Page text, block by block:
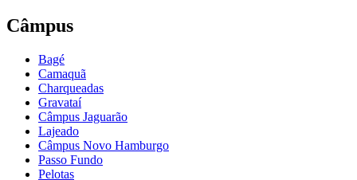
Câmpus
Bagé
Camaquã
Charqueadas
Gravataí
Câmpus Jaguarão
Lajeado
Câmpus Novo Hamburgo
Passo Fundo
Pelotas